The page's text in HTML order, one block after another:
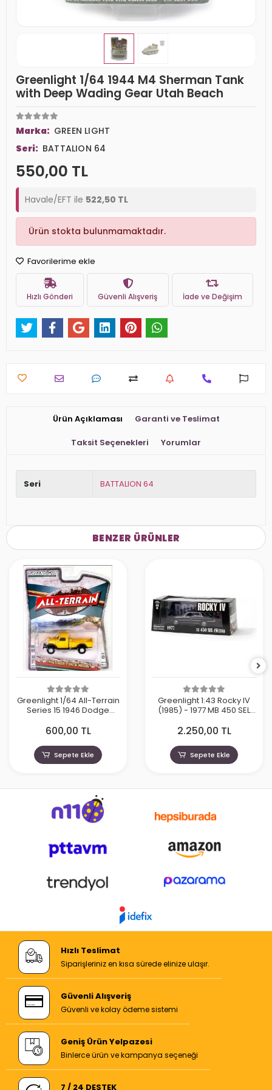
Greenlight 1/64 1944 M4 Sherman Tank
with Deep Wading Gear Utah Beach
Marka: GREEN LIGHT
Seri: BATTALION 64
550,00 TL
Havale/EFT ile 522,50 TL
Ürün stokta bulunmamaktadır.
Favorilerime ekle
Hızlı Gönderi Güvenli Alışveriş İade ve Değişim
Ürün Açıklaması Garanti ve Teslimat
Taksit Seçenekleri Yorumlar
Seri BATTALION 64
BENZER ÜRÜNLER
Greenlight 1/64 All-Terrain
Series 15 1946 Dodge
600,00 TL
Sepete Ekle
Greenlight 1:43 Rocky IV
(1985) - 1977 MB 450 SEL
2.250,00 TL
Sepete Ekle
Hızlı Teslimat
Siparişleriniz en kısa sürede elinize ulaşır.
Güvenli Alışveriş
Güvenli ve kolay ödeme sistemi
Geniş Ürün Yelpazesi
Binlerce ürün ve kampanya seçeneği
7 / 24 DESTEK